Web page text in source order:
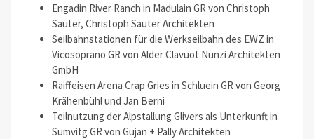
Engadin River Ranch in Madulain GR von Christoph
Sauter, Christoph Sauter Architekten
Seilbahnstationen für die Werkseilbahn des EWZ in
Vicosoprano GR von Alder Clavuot Nunzi Architekten
GmbH
Raiffeisen Arena Crap Gries in Schluein GR von Georg
Krähenbühl und Jan Berni
Teilnutzung der Alpstallung Glivers als Unterkunft in
Sumvitg GR von Gujan + Pally Architekten